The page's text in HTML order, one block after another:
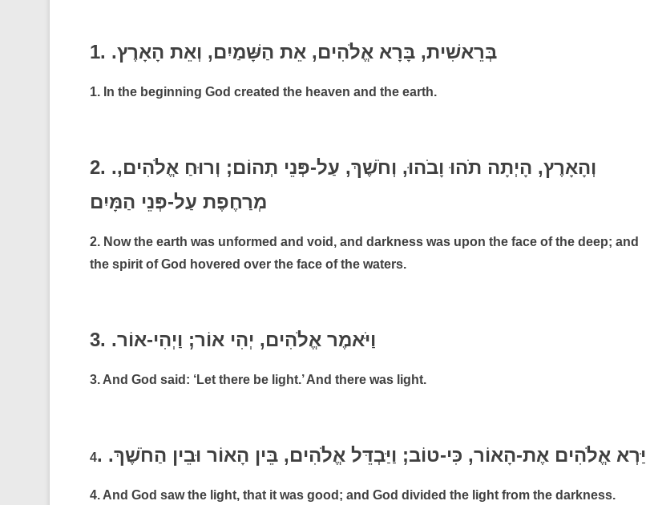
1. .בְּרֵאשִׁית, בָּרָא אֱלֹהִים, אֵת הַשָּׁמַיִם, וְאֵת הָאָרֶץ
1. In the beginning God created the heaven and the earth.
2. .וְהָאָרֶץ, הָיְתָה תֹהוּ וָבֹהוּ, וְחֹשֶׁךְ, עַל-פְּנֵי תְהוֹם; וְרוּחַ אֱלֹהִים,
מְרַחֶפֶת עַל-פְּנֵי הַמָּיִם
2. Now the earth was unformed and void, and darkness was upon the face of the deep; and
the spirit of God hovered over the face of the waters.
וַיֹּאמֶר אֱלֹהִים, יְהִי אוֹר; וַיְהִי-אוֹר. .3
3. And God said: ‘Let there be light.’ And there was light.
יַּרְא אֱלֹהִים אֶת-הָאוֹר, כִּי-טוֹב; וַיַּבְדֵּל אֱלֹהִים, בֵּין הָאוֹר וּבֵין הַחֹשֶׁךְ. .4
4. And God saw the light, that it was good; and God divided the light from the darkness.